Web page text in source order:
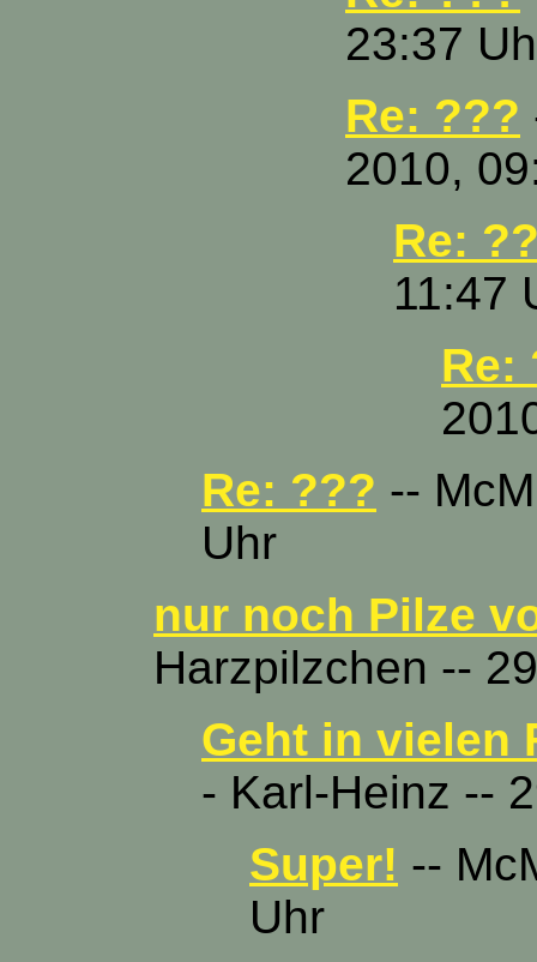
23:37
Re: ???
2010,
Re:
11:47
Re:
Re: ??? --
Uhr
nur noch Pilze
Harzpilzchen --
Geht in vielen
- Karl-Heinz --
Super! --
Uhr